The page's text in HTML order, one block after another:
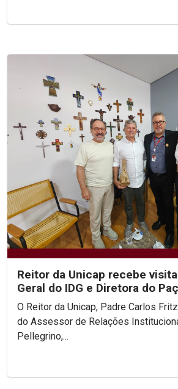
Reitor da Unicap recebe
Geral do IDG e Diretora do
O Reitor da Unicap, Padre Carlos
do Assessor de Relações
Pellegrino,...